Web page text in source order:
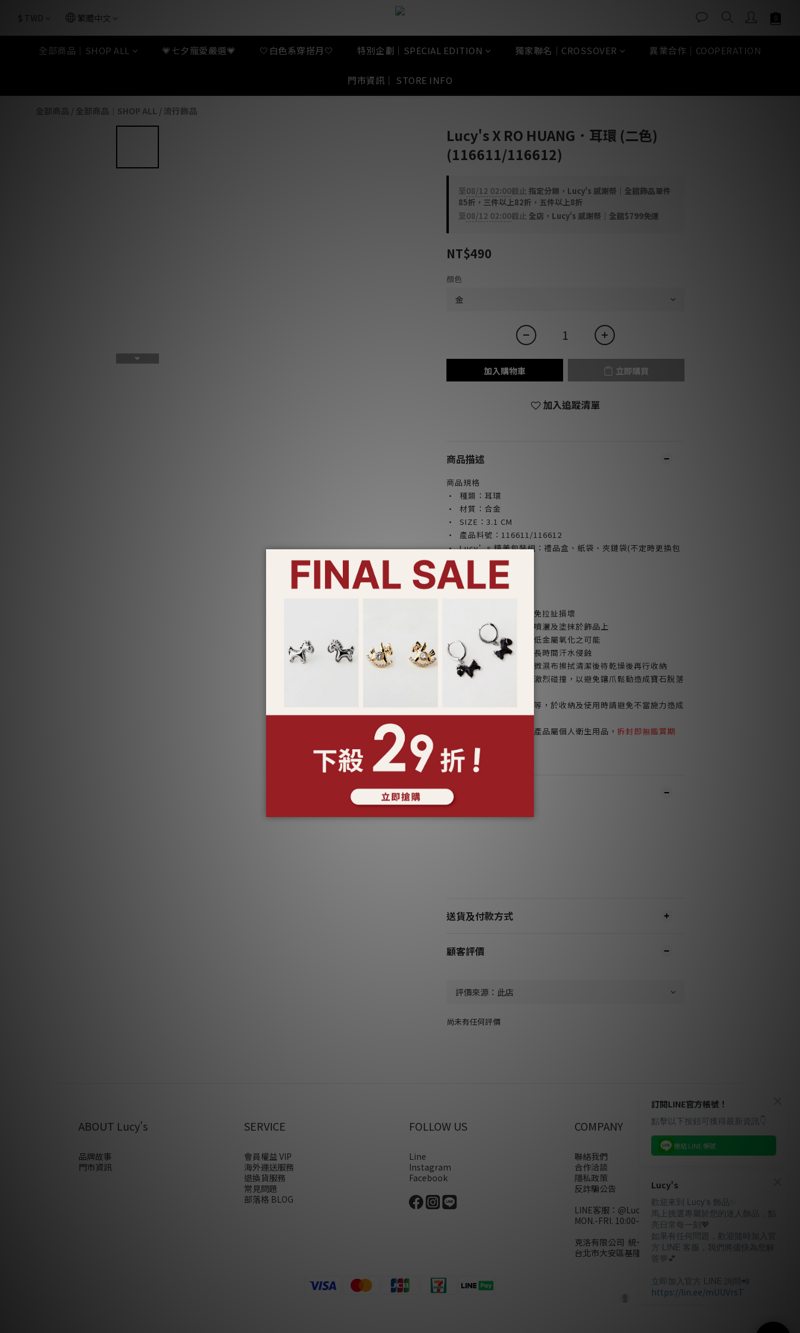
$ TWD 繁體中文
全部商品｜SHOP ALL 💗七夕寵愛嚴選💗 🤍白色系穿搭月🤍 特別企劃｜SPECIAL EDITION 獨家聯名｜CROSSOVER 異業合作｜COOPERATION
門市資訊｜ STORE INFO
全部商品｜SHOP ALL / 流行飾品
Lucy's X RO HUANG．耳環 (二色)
(116611/116612)
至08/12 02:00截止 指定分類，Lucy's 感謝祭｜全館飾品單件
85折，三件以上82折，五件以上8折
至08/12 02:00截止 全店，Lucy's 感謝祭｜全館$799免運
NT$490
顏色
加入購物車 立即購買
加入追蹤清單
商品描述
商品規格
· 種類：耳環
· 材質：合金
· SIZE：3.1 CM
· 產品料號：116611/116612
· Lucy’s 精美包裝組：禮品盒、紙袋、夾鏈袋(不定時更換包
裝設計)
*請勿配戴飾品入睡，避免拉扯損壞
*請勿將香水或化學物品噴灑及塗抹於飾品上
*請乾燥密封收納，以減低金屬氧化之可能
*合金材質請避免肥皂或長時間汗水侵蝕
*飾品遭遇汗水時，請以微濕布擦拭清潔後待乾燥後再行收納
*鑲工寶石類產品請避免激烈碰撞，以避免鑲爪鬆動造成寶石脫落
*特殊製程之鍊身如蛇鍊等，於收納及使用時請避免不當施力造成
無法復原之折損
*依照消保法，針式耳環產品屬個人衛生用品， 拆封即無鑑賞期
了解更多
送貨及付款方式
顧客評價
尚未有任何評價
ABOUT Lucy's
品牌故事
門市資訊
SERVICE
會員權益 VIP
海外運送服務
退換貨服務
常見問題
部落格 BLOG
FOLLOW US
Line
Instagram
Facebook
COMPANY
聯絡我們
合作洽談
隱私政策
反詐騙公告
LINE客服： @Lucys
MON.-FRI. 10:00-18:00(不含例假日)
克洛有限公司 統一編號28858320
台北市大安區基隆路二段110號10樓
訂閱LINE官方帳號！
點擊以下按鈕可獲得最新資訊👇
連結 LINE 帳號
Lucy's
歡迎來到 Lucy's 飾品✨
馬上挑選專屬於您的迷人飾品，點
亮日常每一刻💖
如果有任何問題，歡迎隨時加入官
方 LINE 客服，我們將儘快為您解
答💬💕
立即加入官方 LINE 詢問📲
https://lin.ee/mUUVrsT